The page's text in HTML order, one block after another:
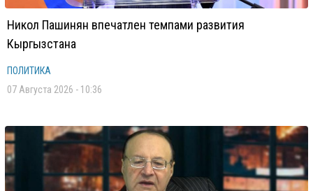
Никол Пашинян впечатлен темпами развития
Кыргызстана
ПОЛИТИКА
07 Августа 2026 - 10:36